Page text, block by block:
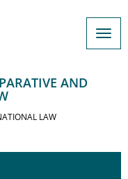
AND
LAW